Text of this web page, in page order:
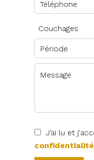
Couchages
J’ai lu et
confidentialité